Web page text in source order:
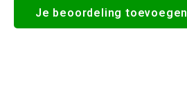
Je beoordeling toevoegen